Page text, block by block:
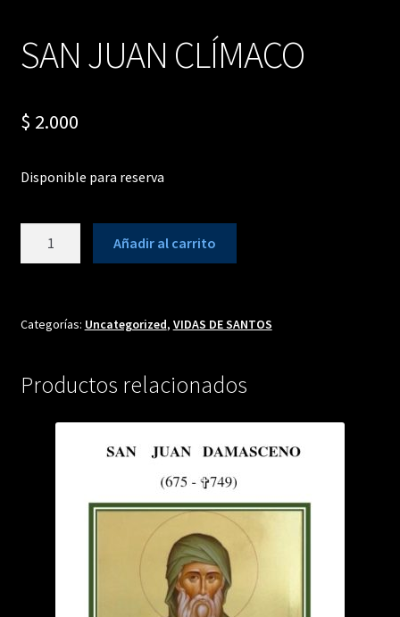
SAN JUAN CLÍMACO
$ 2.000
Disponible para reserva
Añadir al carrito
Categorías: Uncategorized, VIDAS DE SANTOS
Productos relacionados